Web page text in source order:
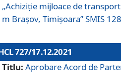
„Achiziție mijloace de
m Brașov, Timișoara” SMIS
727/17.12.2021
Titlu: Aprobare Acord de